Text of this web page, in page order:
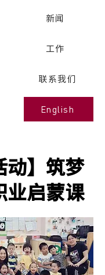
新闻
工作
联系我们
English
动】筑梦
业启蒙课